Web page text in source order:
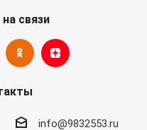
связи
info@9832553.ru